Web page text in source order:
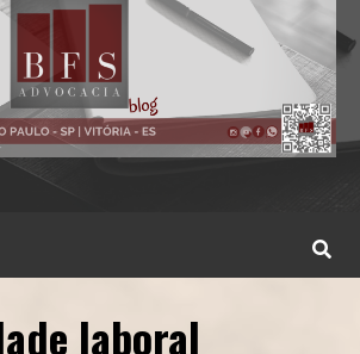
de
Segurado
(INSS)
de
Contribuição
laboral